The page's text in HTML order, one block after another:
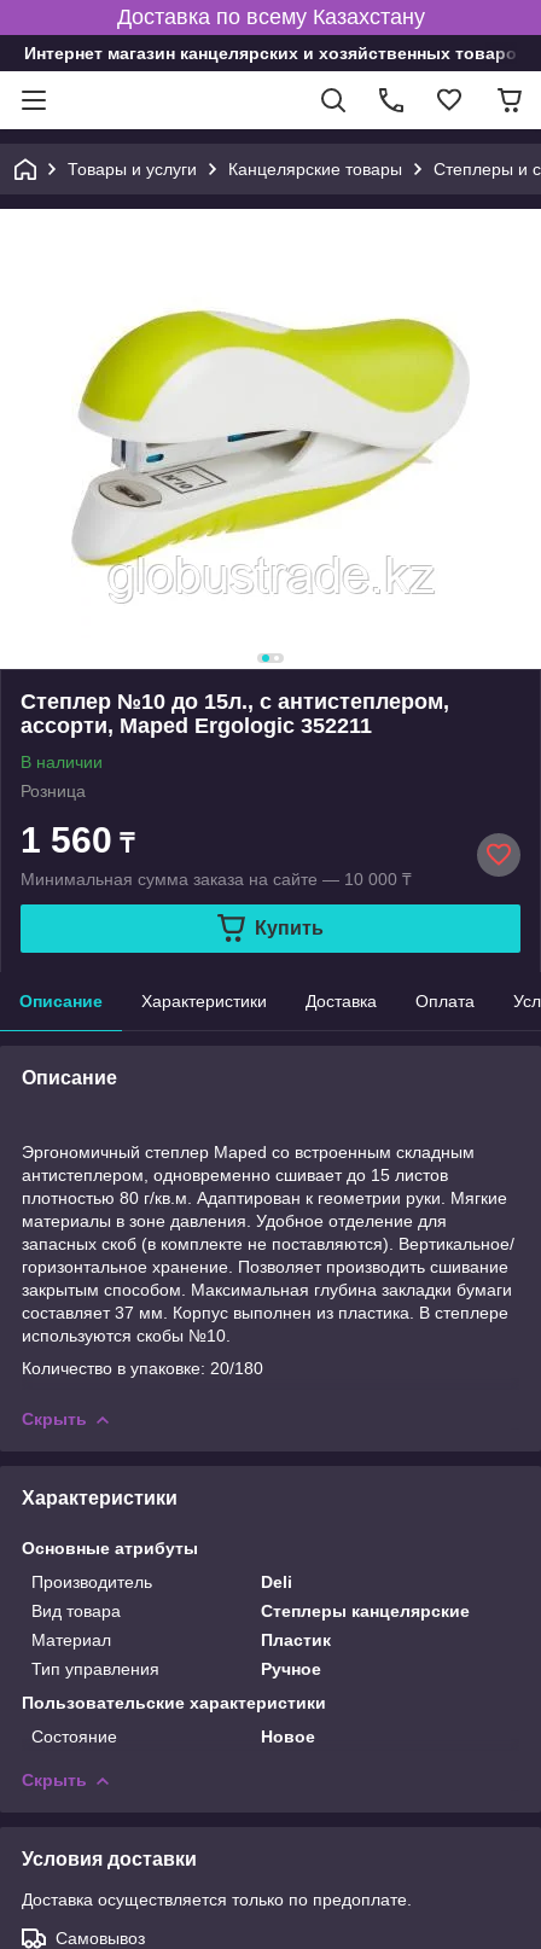
Доставка по всему Казахстану
Интернет магазин канцелярских и хозяйственных товаров
Товары и услуги Канцелярские товары Степлеры и
Степлер №10 до 15л., с антистеплером,
ассорти, Maped Ergologic 352211
В наличии
Розница
1 560 ₸
Минимальная сумма заказа на сайте — 10 000 ₸
Купить
Описание Характеристики Доставка Оплата
Описание
Эргономичный степлер Maped со встроенным складным
антистеплером, одновременно сшивает до 15 листов
плотностью 80 г/кв.м. Адаптирован к геометрии руки. Мягкие
материалы в зоне давления. Удобное отделение для
запасных скоб (в комплекте не поставляются). Вертикальное/
горизонтальное хранение. Позволяет производить сшивание
закрытым способом. Максимальная глубина закладки бумаги
составляет 37 мм. Корпус выполнен из пластика. В степлере
используются скобы №10.
Количество в упаковке: 20/180
Скрыть
Характеристики
Основные атрибуты
Производитель
Deli
Вид товара
Степлеры канцелярские
Материал
Пластик
Тип управления
Ручное
Пользовательские характеристики
Состояние
Новое
Скрыть
Условия доставки
Доставка осуществляется только по предоплате.
Самовывоз